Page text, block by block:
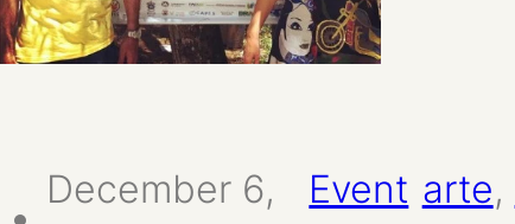
December 6,
Event arte,